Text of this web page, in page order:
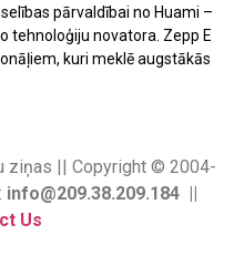
pārvaldībai no Huami –
tehnoloģiju novatora. Zepp E
kuri meklē augstākās
ziņas || Copyright © 2004-
info@209.38.209.184 ||
Us